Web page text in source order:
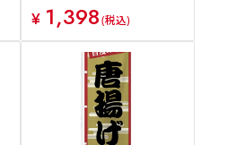
¥ 1,398(税込)